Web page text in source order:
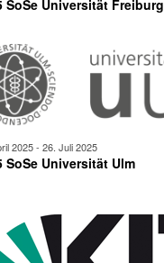
SoSe Universität Freiburg
SoSe Universität Ulm
2025- 26. Juli 2025